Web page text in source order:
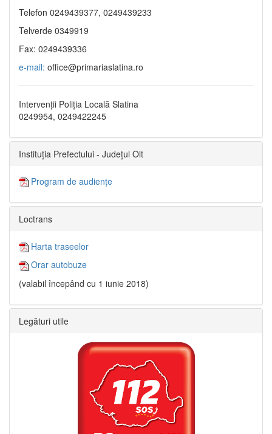
Telefon 0249439377, 0249439233
Telverde 0349919
Fax: 0249439336
e-mail: office@primariaslatina.ro
Intervenții Poliția Locală Slatina
0249954, 0249422245
Instituția Prefectului - Județul Olt
Program de audiențe
Loctrans
Harta traseelor
Orar autobuze
(valabil începând cu 1 iunie 2018)
Legături utile